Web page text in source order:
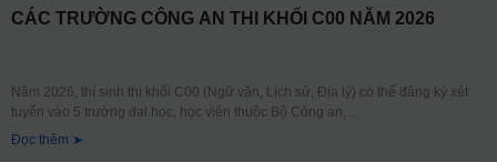
CÁC TRƯỜNG CÔNG AN THI KHỐI C00 NĂM 2026
Năm 2026, thí sinh thi khối C00 (Ngữ văn, Lịch sử, Địa lý) có thể đăng ký xét
tuyển vào 5 trường đại học, học viện thuộc Bộ Công an,
Đọc thêm ➤